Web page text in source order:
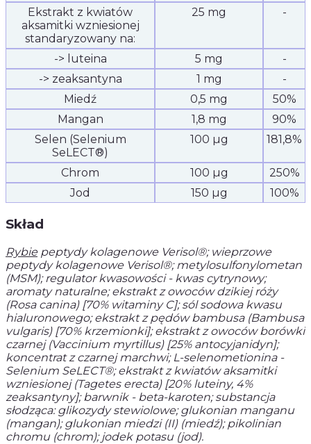
Ekstrakt z kwiatów
aksamitki wzniesionej
standaryzowany na:
25 mg -
-> luteina 5 mg
-
-> zeaksantyna
1 mg
-
Miedź
0,5 mg
50%
Mangan
1,8 mg
90%
Selen (Selenium
SeLECT®)
100 µg 181,8%
Chrom 100 µg
250%
Jod
150 µg 100%
Skład
Rybie peptydy kolagenowe Verisol®; wieprzowe
peptydy kolagenowe Verisol®; metylosulfonylometan
(MSM); regulator kwasowości - kwas cytrynowy;
aromaty naturalne; ekstrakt z owoców dzikiej róży
(Rosa canina) [70% witaminy C]; sól sodowa kwasu
hialuronowego; ekstrakt z pędów bambusa (Bambusa
vulgaris) [70% krzemionki]; ekstrakt z owoców borówki
czarnej (Vaccinium myrtillus) [25% antocyjanidyn];
koncentrat z czarnej marchwi; L-selenometionina -
Selenium SeLECT®; ekstrakt z kwiatów aksamitki
wzniesionej (Tagetes erecta) [20% luteiny, 4%
zeaksantyny]; barwnik - beta-karoten; substancja
słodząca: glikozydy stewiolowe; glukonian manganu
(mangan); glukonian miedzi (II) (miedź); pikolinian
chromu (chrom); jodek potasu (jod).